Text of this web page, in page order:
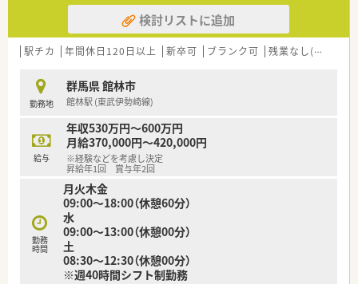
■その他にも、管理部門や商品部門等の本社スタッフなど活動領
域は多種多様です。
■在宅実施店舗は年々増加しており、在宅医療へもしっかりと関
わる事ができます。
時短勤務ができるよう変更予定です。
■年間休日が120日とワークライフバランスが整っています
■日用品から常備薬まで、従業員割引制度など嬉しいメリットも
たくさんあります！
検討リストに追加
駅チカ 年間休日120日以上 新卒可 ブランク可 残業なし(ほぼなし含む)
勤務地
群馬県 館林市
館林駅 (東武伊勢崎線)
給与
年収530万円～600万円
月給370,000円～420,000円
※経験などを考慮し決定
昇給年1回 賞与年2回
勤務
時間
月火木金
09:00～18:00（休憩60分）
水
09:00～13:00（休憩00分）
土
08:30～12:30（休憩00分）
※週40時間シフト制勤務